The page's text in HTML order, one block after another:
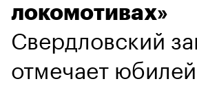
локомотивах»
Свердловский
отмечает юбилей